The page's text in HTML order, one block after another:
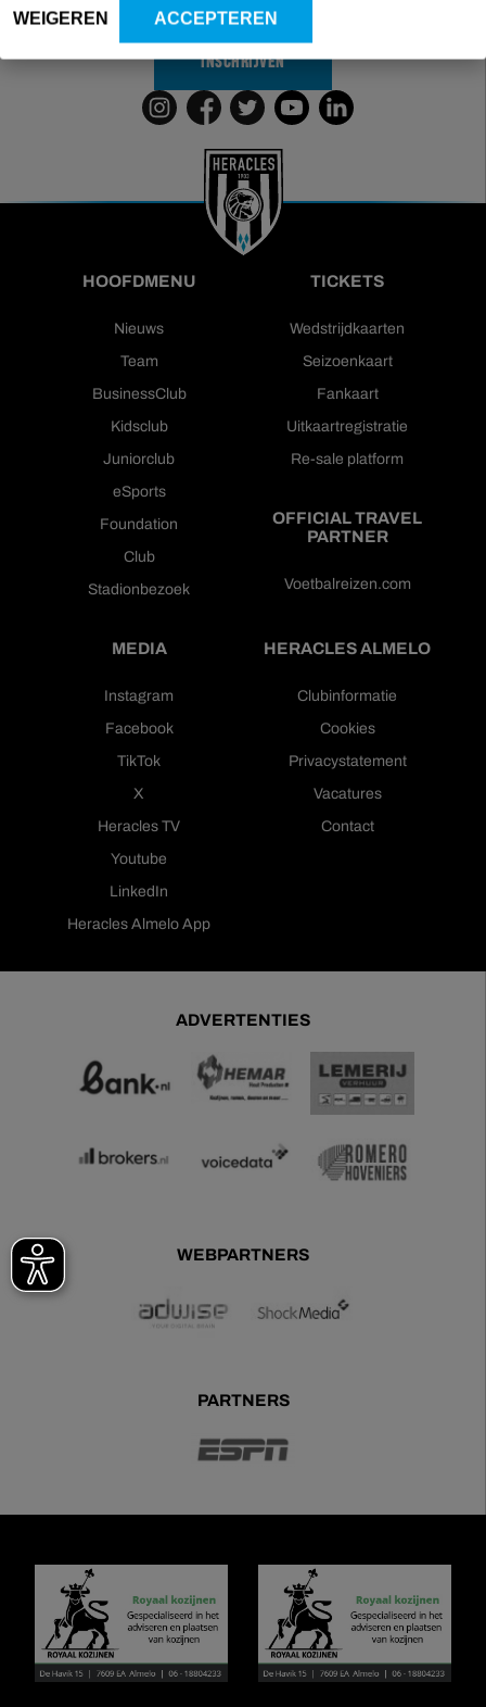
WEIGEREN ACCEPTEREN
INSCHRIJVEN
HOOFDMENU
Nieuws
Team
BusinessClub
Kidsclub
Juniorclub
eSports
Foundation
Club
Stadionbezoek
TICKETS
Wedstrijdkaarten
Seizoenkaart
Fankaart
Uitkaartregistratie
Re-sale platform
OFFICIAL TRAVEL
PARTNER
Voetbalreizen.com
MEDIA
Instagram
Facebook
TikTok
X
Heracles TV
Youtube
LinkedIn
Heracles Almelo App
HERACLES ALMELO
Clubinformatie
Cookies
Privacystatement
Vacatures
Contact
ADVERTENTIES
WEBPARTNERS
PARTNERS